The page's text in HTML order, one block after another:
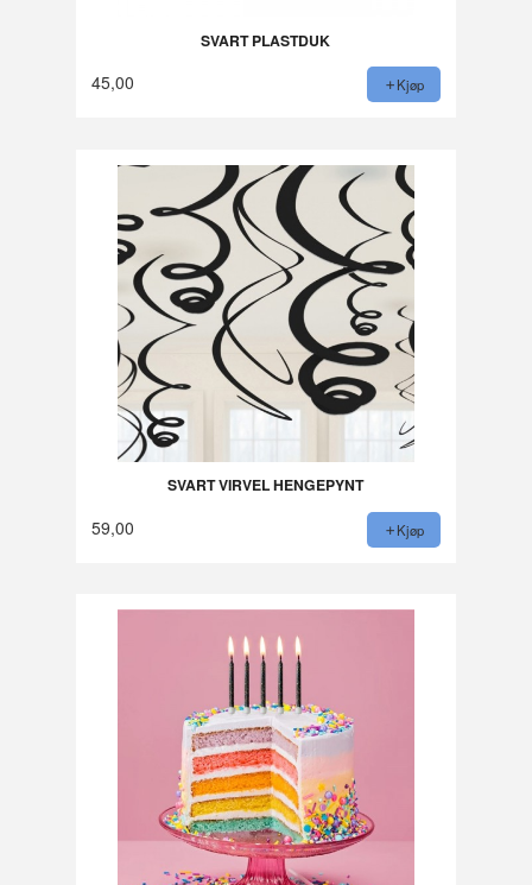
SVART PLASTDUK
45,00 Kjøp
SVART VIRVEL HENGEPYNT
59,00 Kjøp